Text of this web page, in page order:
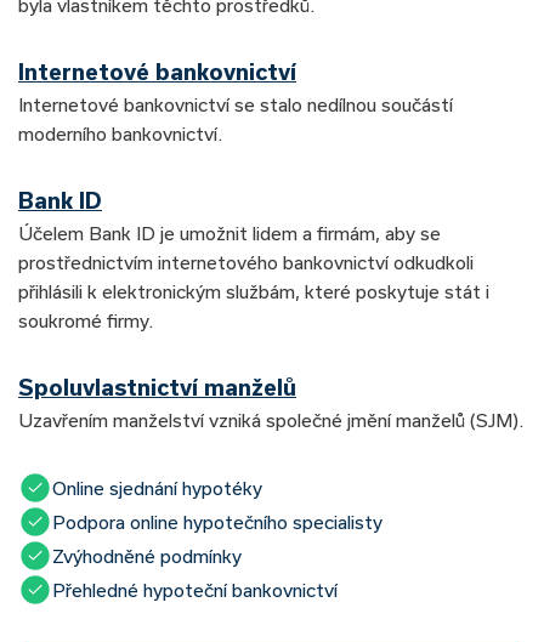
byla vlastníkem těchto prostředků.
Internetové bankovnictví
Internetové bankovnictví se stalo nedílnou součástí
moderního bankovnictví.
Bank ID
Účelem Bank ID je umožnit lidem a firmám, aby se
prostřednictvím internetového bankovnictví odkudkoli
přihlásili k elektronickým službám, které poskytuje stát i
soukromé firmy.
Spoluvlastnictví manželů
Uzavřením manželství vzniká společné jmění manželů (SJM).
Online sjednání hypotéky
Podpora online hypotečního specialisty
Zvýhodněné podmínky
Přehledné hypoteční bankovnictví